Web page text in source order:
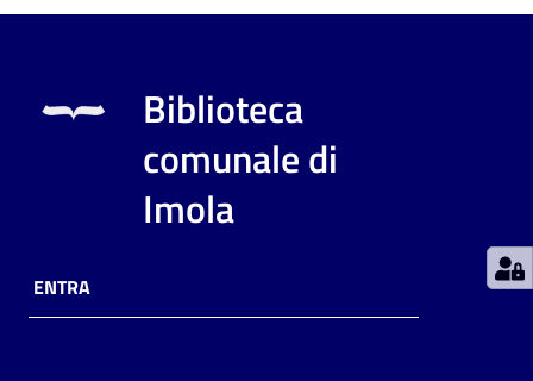
Biblioteca
comunale di
Imola
ENTRA